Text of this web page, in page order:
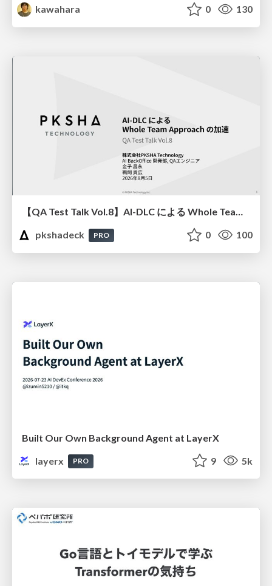
kawahara 0 130
【QA Test Talk Vol.8】AI-DLC による Whole Team Approach の加速
pkshadeck
PRO 0 100
Built Our Own Background Agent at LayerX
layerx
PRO 9 5k